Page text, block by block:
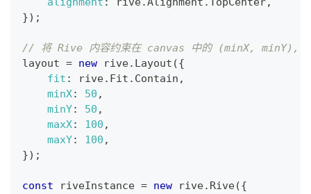
}) ;
// 将 Rive 内容约束在 canvas 中的 (minX, minY),
layout = new rive. Layout ({
fit : rive. Fit . Contain ,
minX: 50 ,
minY: 50 ,
maxX: 100 ,
maxY: 100 ,
}) ;
const riveInstance = new rive. Rive({